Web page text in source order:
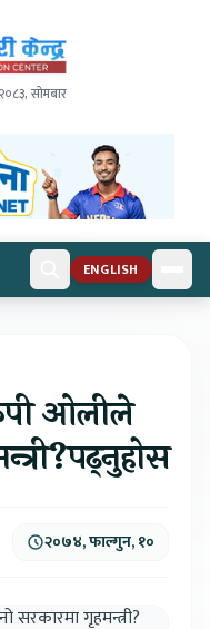
सोमबार
ENGLISH
ओलीले
२०७४, फाल्गुन, १०